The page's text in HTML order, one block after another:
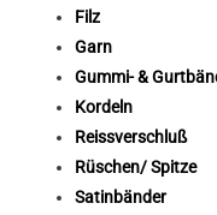
Filz
Garn
Gummi- &
Kordeln
Reissverschluß
Rüschen/ Spitze
Satinbänder